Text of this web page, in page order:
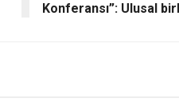
Konferansı”: Ulusal